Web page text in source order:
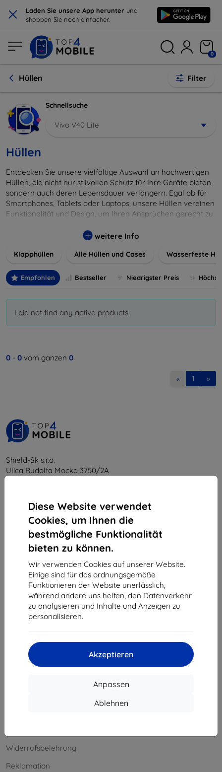
× Laden Sie unsere App herunter und
shoppen Sie noch einfacher.
Diese Website verwendet
Cookies, um Ihnen die
bestmögliche Funktionalität
bieten zu können.
Wir verwenden Cookies auf unserer Website.
Einige sind für das ordnungsgemäße
Funktionieren der Website unerlässlich,
während andere uns helfen, den Datenverkehr
zu analysieren und Inhalte und Anzeigen zu
personalisieren.
Akzeptieren
Anpassen
Ablehnen
0
Hüllen Filter
Schnellsuche
Vivo V40 Lite
Hüllen
Entdecken Sie unsere vielfältige Auswahl an hochwertigen
Hüllen, die nicht nur stilvollen Schutz für Ihre Geräte bieten,
sondern auch deren Lebensdauer verlängern. Egal ob für
Smartphones, Tablets oder Laptops, unsere Hüllen vereinen
Funktionalität und Design, um Ihren Ansprüchen gerecht zu
Farben, um Ihren persönlichen Stil perfekt zu
weitere Info
Klapphüllen Alle Hüllen und Cases Wasserfeste
Empfohlen Bestseller Niedrigster Preis
I did not find any active products.
0 - 0 vom ganzen 0.
« 1 »
Shield-Sk s.r.o.
Ulica Rudolfa Mocka 3750/2A
USt-IdNr.:SK2023549671
Kontakt
info@top4mobile.eu
Schreiben Sie uns
Montag bis Freitag:
Online8:00 - 16:00
Widerrufsbelehrung
Reklamation